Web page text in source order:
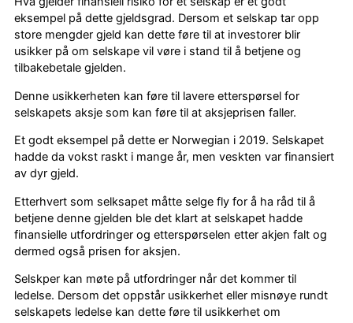
eksempel på dette gjeldsgrad. Dersom et selskap tar opp
store mengder gjeld kan dette føre til at investorer blir
usikker på om selskape vil vøre i stand til å betjene og
tilbakebetale gjelden.
Denne usikkerheten kan føre til lavere etterspørsel for
selskapets aksje som kan føre til at aksjeprisen faller.
Et godt eksempel på dette er Norwegian i 2019. Selskapet
hadde da vokst raskt i mange år, men veskten var finansiert
av dyr gjeld.
Etterhvert som selksapet måtte selge fly for å ha råd til å
betjene denne gjelden ble det klart at selskapet hadde
finansielle utfordringer og etterspørselen etter akjen falt og
dermed også prisen for aksjen.
Selskper kan møte på utfordringer når det kommer til
ledelse. Dersom det oppstår usikkerhet eller misnøye rundt
selskapets ledelse kan dette føre til usikkerhet om